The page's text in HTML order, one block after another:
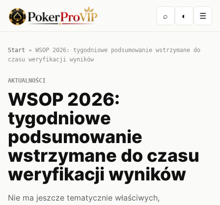
⌕ ◐ ☰
Start » WSOP 2026: tygodniowe podsumowanie wstrzymane do
czasu weryfikacji wyników
AKTUALNOŚCI
WSOP 2026:
tygodniowe
podsumowanie
wstrzymane do czasu
weryfikacji wyników
Nie ma jeszcze tematycznie właściwych,